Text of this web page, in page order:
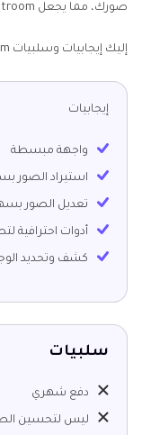
صورك، مما يجعل Lightroom خيارًا قويًا لإزالة الضبابية عن لقطات الشاشة.
إليك إيجابيات وسلبيات Lightroom.
إيجابيات
واجهة مبسطة
استيراد الصور
تعديل الصور
أدوات احترافية
كشف وتحديد
سلبيات
دفع شهري
ليس لتحسين